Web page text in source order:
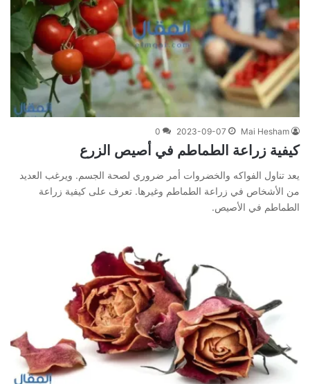
Mai Hesham
2023-09-07
0
كيفية زراعة الطماطم في أصيص الزرع
يعد تناول الفواكه والخضروات أمر ضروري لصحة الجسم. ويرغب العديد
من الأشخاص في زراعة الطماطم وغيرها. تعرف على كيفية زراعة
الطماطم في الأصيص.